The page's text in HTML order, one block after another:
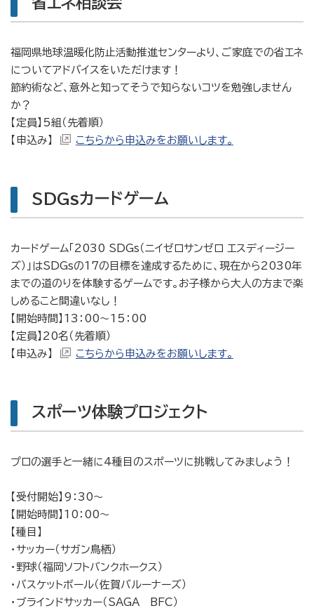
福岡県地球温暖化防止活動推進センターより、ご家庭での省エネ
についてアドバイスをいただけます！
節約術など、意外と知ってそうで知らないコツを勉強しません
か？
【定員】5組（先着順）
【申込み】
こちらから申込みをお願いします。
SDGsカードゲーム
カードゲーム「2030 SDGs（ニイゼロサンゼロ エスディージー
ズ）」はSDGsの17の目標を達成するために、現在から2030年
までの道のりを体験するゲームです。お子様から大人の方まで楽
しめること間違いなし！
【開始時間】13：00〜15：00
【定員】20名（先着順）
【申込み】
こちらから申込みをお願いします。
スポーツ体験プロジェクト
プロの選手と一緒に4種目のスポーツに挑戦してみましょう！
【受付開始】9：30〜
【開始時間】10：00〜
【種目】
・サッカー（サガン鳥栖）
・野球（福岡ソフトバンクホークス）
・バスケットボール（佐賀バルーナーズ）
・ブラインドサッカー（SAGA BFC）